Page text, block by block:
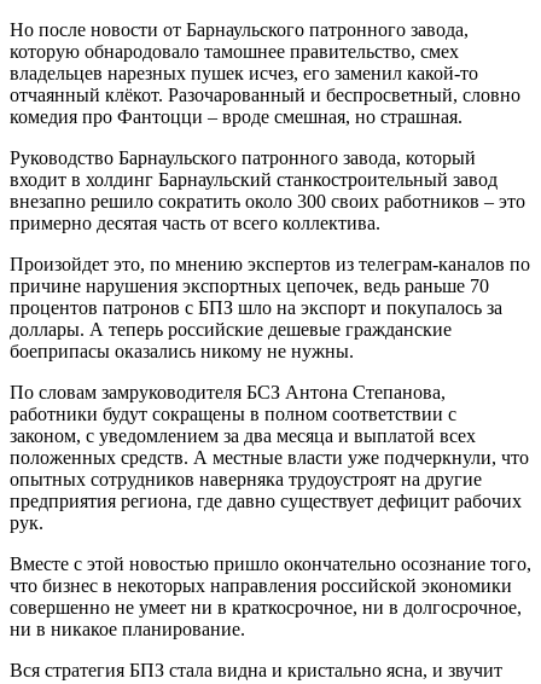
Но после новости от Барнаульского патронного завода,
которую обнародовало тамошнее правительство, смех
владельцев нарезных пушек исчез, его заменил какой-то
отчаянный клёкот. Разочарованный и беспросветный, словно
комедия про Фантоцци – вроде смешная, но страшная.
Руководство Барнаульского патронного завода, который
входит в холдинг Барнаульский станкостроительный завод
внезапно решило сократить около 300 своих работников – это
примерно десятая часть от всего коллектива.
Произойдет это, по мнению экспертов из телеграм-каналов по
причине нарушения экспортных цепочек, ведь раньше 70
процентов патронов с БПЗ шло на экспорт и покупалось за
доллары. А теперь российские дешевые гражданские
боеприпасы оказались никому не нужны.
По словам замруководителя БСЗ Антона Степанова,
работники будут сокращены в полном соответствии с
законом, с уведомлением за два месяца и выплатой всех
положенных средств. А местные власти уже подчеркнули, что
опытных сотрудников наверняка трудоустроят на другие
предприятия региона, где давно существует дефицит рабочих
рук.
Вместе с этой новостью пришло окончательно осознание того,
что бизнес в некоторых направления российской экономики
совершенно не умеет ни в краткосрочное, ни в долгосрочное,
ни в никакое планирование.
Вся стратегия БПЗ стала видна и кристально ясна, и звучит